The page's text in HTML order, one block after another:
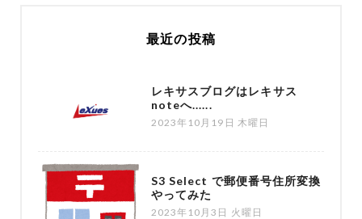
最近の投稿
レキサスブログはレキサス
noteへ......
2023年10月19日 木曜日
S3 Select で郵便番号住所変換
やってみた
2023年10月3日 火曜日